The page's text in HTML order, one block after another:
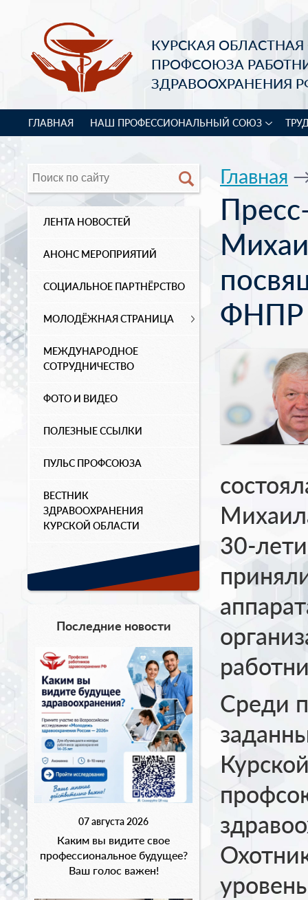
КУРСКАЯ
ПРОФСОЮЗА
ЗДРАВООХРАНЕНИЯ
ГЛАВНАЯ НАШ ПРОФЕССИОНАЛЬНЫЙ СОЮЗ
ЛЕНТА НОВОСТЕЙ
АНОНС МЕРОПРИЯТИЙ
СОЦИАЛЬНОЕ ПАРТНЁРСТВО
МОЛОДЁЖНАЯ СТРАНИЦА
МЕЖДУНАРОДНОЕ
СОТРУДНИЧЕСТВО
ФОТО И ВИДЕО
ПОЛЕЗНЫЕ ССЫЛКИ
ПУЛЬС ПРОФСОЮЗА
ВЕСТНИК
ЗДРАВООХРАНЕНИЯ
КУРСКОЙ ОБЛАСТИ
Последние новости
07 августа 2026
Каким вы видите свое
профессиональное будущее?
Ваш голос важен!
Главная
ФНПР
30-
Среди